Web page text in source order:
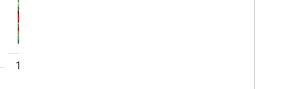
دنیای پویا (Dynamic World) یک مجموعه داده 10